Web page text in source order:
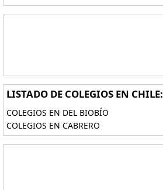
LISTADO DE COLEGIOS EN CHILE:
COLEGIOS EN DEL BIOBÍO
COLEGIOS EN CABRERO